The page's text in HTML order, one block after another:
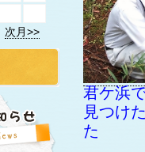
君ケ浜
見つけ
た
次月>>